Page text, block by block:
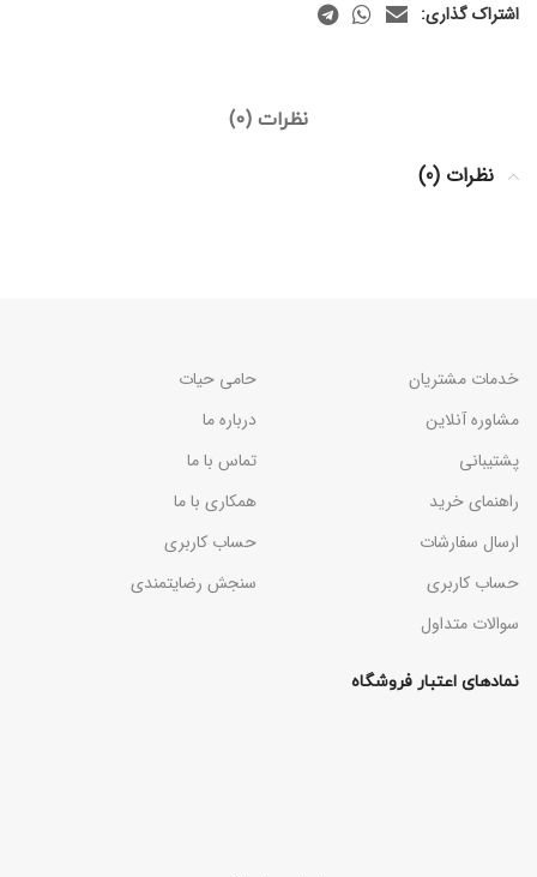
اشتراک گذاری:
نظرات (0)
نظرات (0)
خدمات مشتریان
مشاوره آنلاین
پشتیبانی
راهنمای خرید
ارسال سفارشات
حساب کاربری
سوالات متداول
حامی حیات
درباره ما
تماس با ما
همکاری با ما
حساب کاربری
سنجش رضایتمندی
نمادهای اعتبار فروشگاه